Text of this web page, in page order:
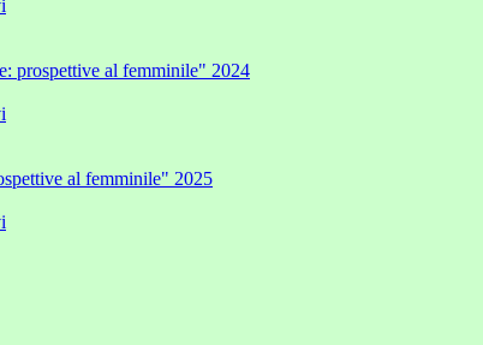
prospettive al femminile" 2024
al femminile" 2025